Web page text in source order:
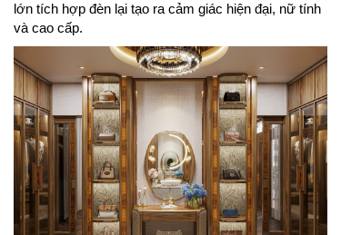
lớn tích hợp đèn lại tạo ra cảm giác hiện đại, nữ tính
và cao cấp.